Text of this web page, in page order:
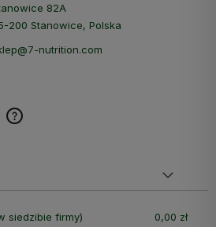
82A
200 Stanowice, Polska
nutrition.com
siedzibie firmy) 0,00 zł